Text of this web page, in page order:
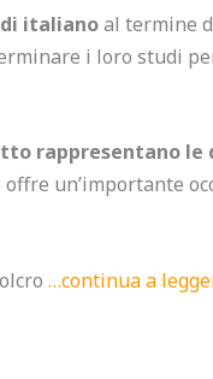
italianoal termine
i loro studi
rappresentano le
un’importante
…continua a